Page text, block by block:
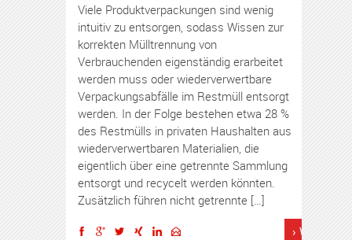
Viele Produktverpackungen sind wenig
intuitiv zu entsorgen, sodass Wissen zur
korrekten Mülltrennung von
Verbrauchenden eigenständig erarbeitet
werden muss oder wiederverwertbare
Verpackungsabfälle im Restmüll entsorgt
werden. In der Folge bestehen etwa 28 %
des Restmülls in privaten Haushalten aus
wiederverwertbaren Materialien, die
eigentlich über eine getrennte Sammlung
entsorgt und recycelt werden könnten.
Zusätzlich führen nicht getrennte […]
›